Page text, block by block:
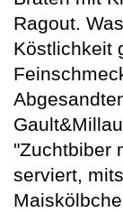
Ragout.
Köstlichkeit
"Zuchtbiber
serviert,